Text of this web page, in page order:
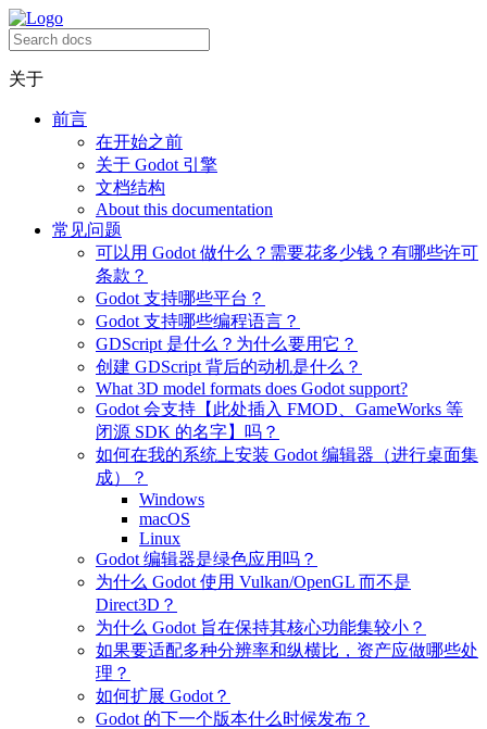
关于
前言
在开始之前
关于 Godot 引擎
文档结构
About this documentation
常见问题
可以用 Godot 做什么？需要花多少钱？有哪些许可
条款？
Godot 支持哪些平台？
Godot 支持哪些编程语言？
GDScript 是什么？为什么要用它？
创建 GDScript 背后的动机是什么？
What 3D model formats does Godot support?
Godot 会支持【此处插入 FMOD、GameWorks 等
闭源 SDK 的名字】吗？
如何在我的系统上安装 Godot 编辑器（进行桌面集
成）？
Windows
macOS
Linux
Godot 编辑器是绿色应用吗？
为什么 Godot 使用 Vulkan/OpenGL 而不是
Direct3D？
为什么 Godot 旨在保持其核心功能集较小？
如果要适配多种分辨率和纵横比，资产应做哪些处
理？
如何扩展 Godot？
Godot 的下一个版本什么时候发布？